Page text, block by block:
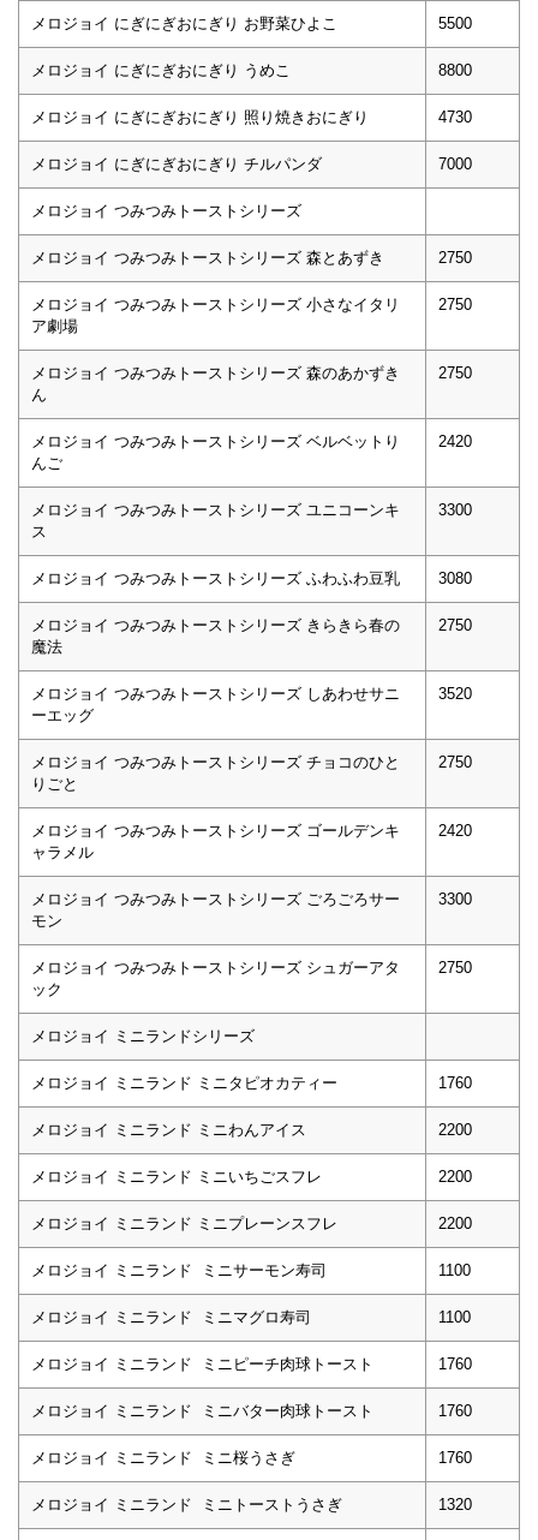
メロジョイ にぎにぎおにぎり お野菜ひよこ 5500
メロジョイ にぎにぎおにぎり うめこ 8800
メロジョイ にぎにぎおにぎり 照り焼きおにぎり 4730
メロジョイ にぎにぎおにぎり チルパンダ 7000
メロジョイ つみつみトーストシリーズ
メロジョイ つみつみトーストシリーズ 森とあずき 2750
メロジョイ つみつみトーストシリーズ 小さなイタリ
ア劇場
2750
メロジョイ つみつみトーストシリーズ 森のあかずき
ん
2750
メロジョイ つみつみトーストシリーズ ベルベットり
んご
2420
メロジョイ つみつみトーストシリーズ ユニコーンキ
ス
3300
メロジョイ つみつみトーストシリーズ ふわふわ豆乳 3080
メロジョイ つみつみトーストシリーズ きらきら春の
魔法
2750
メロジョイ つみつみトーストシリーズ しあわせサニ
ーエッグ
3520
メロジョイ つみつみトーストシリーズ チョコのひと
りごと
2750
メロジョイ つみつみトーストシリーズ ゴールデンキ
ャラメル
2420
メロジョイ つみつみトーストシリーズ ごろごろサー
モン
3300
メロジョイ つみつみトーストシリーズ シュガーアタ
ック
2750
メロジョイ ミニランドシリーズ
メロジョイ ミニランド ミニタピオカティー 1760
メロジョイ ミニランド ミニわんアイス 2200
メロジョイ ミニランド ミニいちごスフレ 2200
メロジョイ ミニランド ミニプレーンスフレ 2200
メロジョイ ミニランド ミニサーモン寿司 1100
メロジョイ ミニランド ミニマグロ寿司 1100
メロジョイ ミニランド ミニピーチ肉球トースト 1760
メロジョイ ミニランド ミニバター肉球トースト 1760
メロジョイ ミニランド ミニ桜うさぎ 1760
メロジョイ ミニランド ミニトーストうさぎ 1320